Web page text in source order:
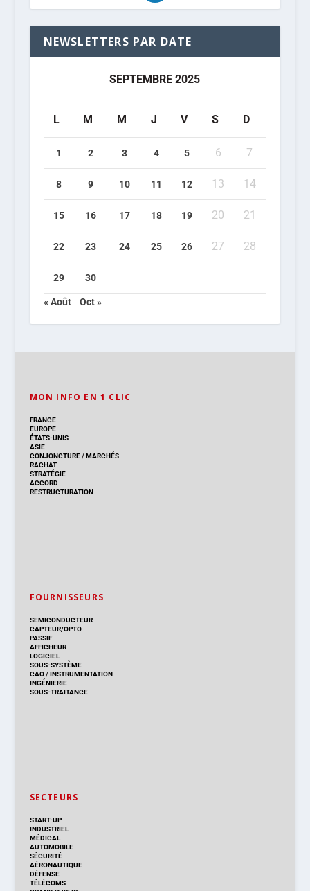
NEWSLETTERS PAR DATE
SEPTEMBRE 2025
L M M J V S D
1 2 3 4 5 6 7
8 9 10 11 12 13 14
15 16 17 18 19 20 21
22 23 24 25 26 27 28
29 30
« Août Oct »
MON INFO EN 1 CLIC
FRANCE
EUROPE
ÉTATS-UNIS
ASIE
CONJONCTURE/MARCHÉS
RACHAT
STRATÉGIE
ACCORD
RESTRUCTURATION
FOURNISSEURS
SEMICONDUCTEUR
CAPTEUR/OPTO
PASSIF
AFFICHEUR
LOGICIEL
SOUS-SYSTÈME
CAO/INSTRUMENTATION
INGÉNIERIE
SOUS-TRAITANCE
SECTEURS
START-UP
INDUSTRIEL
MÉDICAL
AUTOMOBILE
SÉCURITÉ
AÉRONAUTIQUE
DÉFENSE
TÉLÉCOMS